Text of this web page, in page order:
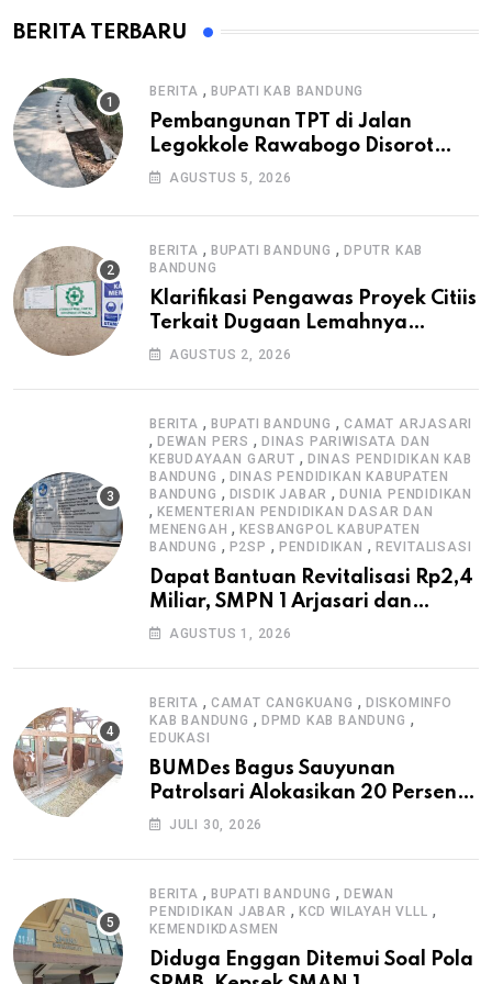
BERITA TERBARU
BERITA , BUPATI KAB BANDUNG
Pembangunan TPT di Jalan
Legokkole Rawabogo Disorot
Warga, Selesai Tanpa Papan
AGUSTUS 5, 2026
BERITA , BUPATI BANDUNG ,DPUTR KAB
BANDUNG
Klarifikasi Pengawas Proyek Citiis
Terkait Dugaan Lemahnya
Pengawasan K3
AGUSTUS 2, 2026
BERITA , BUPATI BANDUNG ,CAMAT ARJASARI
, DEWAN PERS , DINAS PARIWISATA DAN
KEBUDAYAAN GARUT , DINAS PENDIDIKAN KAB
BANDUNG , DINAS PENDIDIKAN KABUPATEN
BANDUNG , DISDIK JABAR ,DUNIA PENDIDIKAN
, KEMENTERIAN PENDIDIKAN DASAR DAN
MENENGAH ,KESBANGPOL KABUPATEN
BANDUNG , P2SP , PENDIDIKAN , REVITALISASI
Dapat Bantuan Revitalisasi Rp2,4
Miliar, SMPN 1 Arjasari dan
Masyarakat Sambut Antusias
AGUSTUS 1, 2026
BERITA , CAMAT CANGKUANG , DISKOMINFO
KAB BANDUNG , DPMD KAB BANDUNG ,
EDUKASI
BUMDes Bagus Sauyunan
Patrolsari Alokasikan 20 Persen
Dana Desa untuk Ketahanan
JULI 30, 2026
BERITA , BUPATI BANDUNG ,DEWAN
PENDIDIKAN JABAR , KCD WILAYAH VLLL ,
KEMENDIKDASMEN
Diduga Enggan Ditemui Soal Pola